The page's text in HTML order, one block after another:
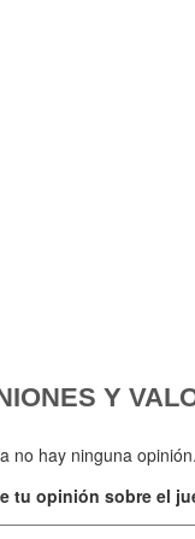
Y
no hay ninguna opinión.
tu opinión sobre el